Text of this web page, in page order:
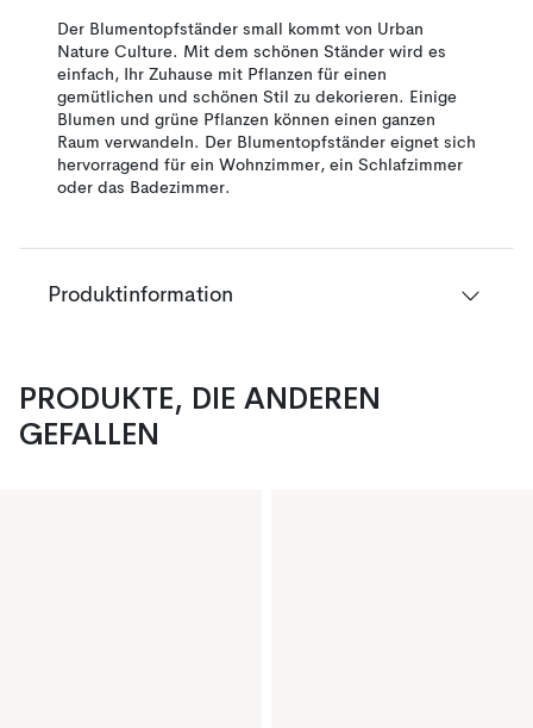
Der Blumentopfständer small kommt von Urban
Nature Culture. Mit dem schönen Ständer wird es
einfach, Ihr Zuhause mit Pflanzen für einen
gemütlichen und schönen Stil zu dekorieren. Einige
Blumen und grüne Pflanzen können einen ganzen
Raum verwandeln. Der Blumentopfständer eignet sich
hervorragend für ein Wohnzimmer, ein Schlafzimmer
oder das Badezimmer.
Produktinformation
PRODUKTE, DIE ANDEREN
GEFALLEN